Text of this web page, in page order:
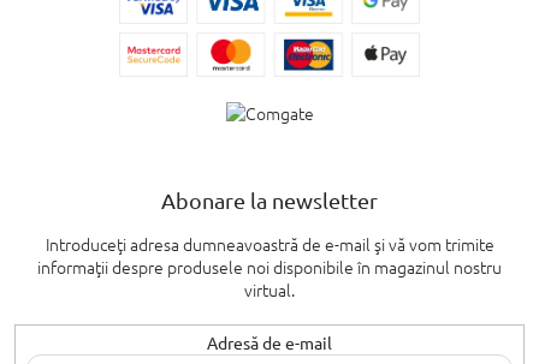
Abonare la newsletter
Introduceţi adresa dumneavoastră de e-mail şi vă vom trimite
informaţii despre produsele noi disponibile în magazinul nostru
virtual.
Adresă de e-mail